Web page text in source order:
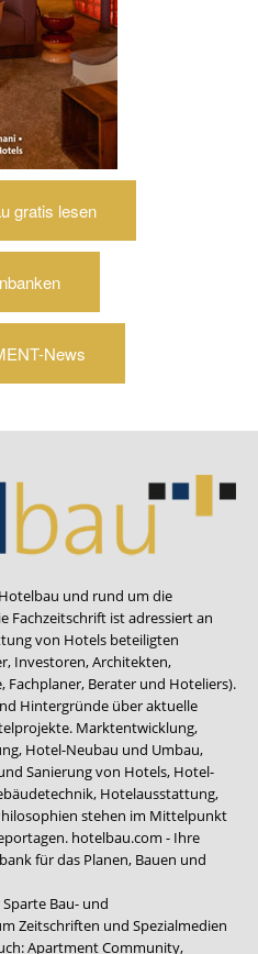
gratis lesen
News
und rund um die
Fachzeitschrift ist adressiert an
von Hotels beteiligten
Investoren, Architekten,
Berater und Hoteliers).
Hintergründe über aktuelle
Marktentwicklung,
Hotel-Neubau und Umbau,
Sanierung von Hotels, Hotel-
Hotelausstattung,
stehen im Mittelpunkt
hotelbau.com - Ihre
für das Planen, Bauen und
Bau- und
Zeitschriften und Spezialmedien
Apartment Community,